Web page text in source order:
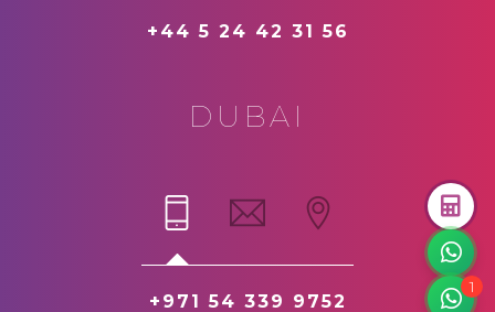
1
+44 5 24 42 31 56
DUBAI
+971 54 339 9752